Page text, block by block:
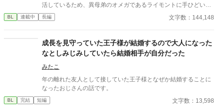
活しているため、異母弟のオメガであるライモントに手ひどい態
度をとってしまい、世間からの評判は悪い。 ある日、気分の悪さ
に逃げ込んだ先で、ひとりの王子につかまる・・・という話で
BL 連載中 長編 文字数：144,148
成長を見守っていた王子様が結婚するので大人になった
なとしみじみしていたら結婚相手が自分だった
みたこ
年の離れた友人として接していた王子様となぜか結婚することに
なったおじさんの話です。
BL 完結 短編 文字数：13,598